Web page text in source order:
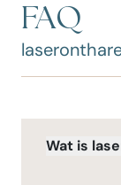
FAQ
Wat is